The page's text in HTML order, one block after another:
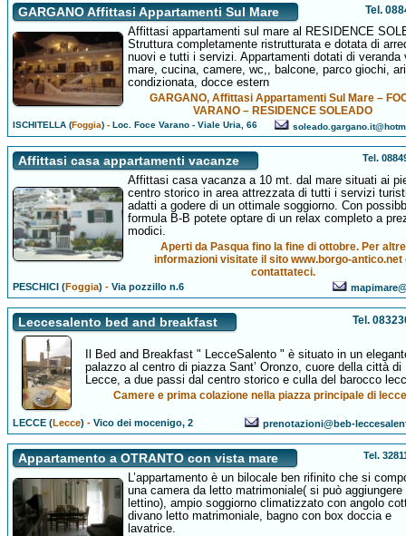
GARGANO Affittasi Appartamenti Sul Mare Tel.
Affittasi appartamenti sul mare al RESIDENCE
Struttura completamente ristrutturata e dotata di
nuovi e tutti i servizi. Appartamenti dotati di veranda
mare, cucina, camere, wc,, balcone, parco giochi,
condizionata, docce estern
GARGANO, Affittasi Appartamenti Sul Mare –
VARANO – RESIDENCE SOLEADO
ISCHITELLA (Foggia) -Loc. Foce Varano - Viale Uria, 66
Affittasi casa appartamenti vacanze Tel.
Affittasi casa vacanza a 10 mt. dal mare situati ai
centro storico in area attrezzata di tutti i servizi
adatti a godere di un ottimale soggiorno. Con
formula B-B potete optare di un relax completo a
modici.
Aperti da Pasqua fino la fine di ottobre. Per altre
informazioni visitate il sito www.borgo-antico.net
contattateci.
PESCHICI (Foggia) -Via pozzillo n.6
Leccesalento bed and breakfast Tel.
Il Bed and Breakfast " LecceSalento " è situato in un
palazzo al centro di piazza Sant’ Oronzo, cuore della città di
Lecce, a due passi dal centro storico e culla del barocco
Camere e prima colazione nella piazza principale di
LECCE (Lecce) -Vico dei mocenigo, 2 prenotazioni@beb-
Appartamento a OTRANTO con vista mare Tel.
L’appartamento è un bilocale ben rifinito che si
una camera da letto matrimoniale( si può aggiungere
lettino), ampio soggiorno climatizzato con angolo
divano letto matrimoniale, bagno con box doccia e
lavatrice.